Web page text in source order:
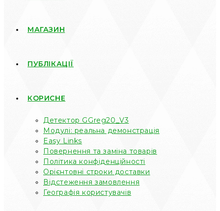
МАГАЗИН
ПУБЛІКАЦІЇ
КОРИСНЕ
Детектор GGreg20_V3
Модулі: реальна демонстрація
Easy Links
Повернення та заміна товарів
Політика конфіденційності
Орієнтовні строки доставки
Відстеження замовлення
Географія користувачів